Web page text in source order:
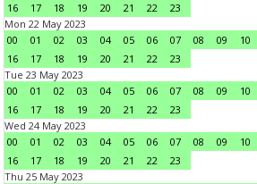
16
17 18 19 20 21 22
23
Mon 22 May 2023
00
01 02 03 04 05 06 07 08 09 10
16
17 18 19 20 21 22
23
Tue 23 May 2023
00
01 02 03 04 05 06 07 08 09 10
16
17 18 19 20 21 22
23
Wed 24 May 2023
00
01 02 03 04 05 06 07 08 09 10
16
17 18 19 20 21 22
23
Thu 25 May 2023